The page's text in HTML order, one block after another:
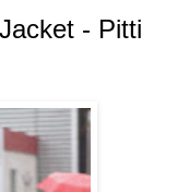
- Pitti